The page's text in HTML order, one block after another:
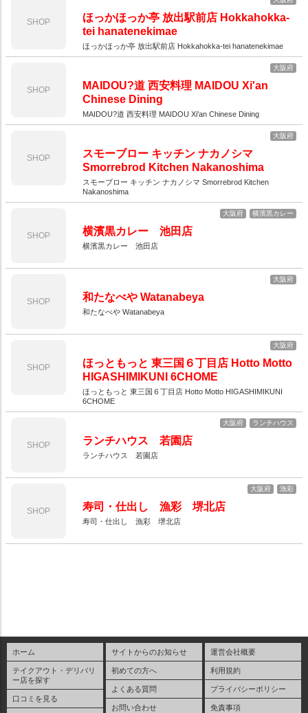
SHOP
ほっかほっか亭 放出駅前店 Hokkahokka-
tei hanatenekimae
ほっかほっか亭 放出駅前店 Hokkahokka-tei hanatenekimae
SHOP
大阪府
MAIDOU?道 西安料理 MAIDOU Xi'an
Chinese Dining
MAIDOU?道 西安料理 MAIDOU Xi'an Chinese Dining
SHOP
大阪府
スモーブロー キッチン ナカノシマ
Smorrebrod Kitchen Nakanoshima
スモーブロー キッチン ナカノシマ Smorrebrod Kitchen
Nakanoshima
SHOP
大阪府 横濱黒カレー
横濱黒カレー 池田店
横濱黒カレー 池田店
SHOP
大阪府
和たなべや Watanabeya
和たなべや Watanabeya
SHOP
大阪府
ほっともっと 東三国６丁目店 Hotto Motto
HIGASHIMIKUNI 6CHOME
ほっともっと 東三国６丁目店 Hotto Motto HIGASHIMIKUNI
6CHOME
SHOP
大阪府 ランチハウス
ランチハウス 若園店
ランチハウス 若園店
SHOP
大阪府 漁彩
寿司・仕出し 漁彩 堺北店
寿司・仕出し 漁彩 堺北店
ホーム
テイクアウト・デリバリ
ー店を探す
口コミを見る
サイトからのお知らせ
初めての方へ
よくある質問
お問い合わせ
運営会社概要
利用規約
プライバシーポリシー
免責事項